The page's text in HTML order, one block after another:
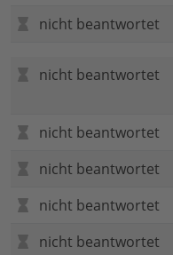
nicht beantwortet
nicht beantwortet
nicht beantwortet
nicht beantwortet
nicht beantwortet
nicht beantwortet